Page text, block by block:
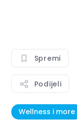
Spremi
Podijeli
Wellness i more